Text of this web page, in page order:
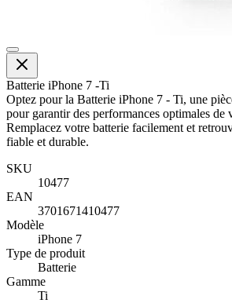
Batterie iPhone 7 -Ti
Optez pour la Batterie iPhone 7 - Ti, une
pour garantir des performances optimales de
Remplacez votre batterie facilement et
fiable et durable.
SKU
10477
EAN
3701671410477
Modèle
iPhone 7
Type de produit
Batterie
Gamme
Ti